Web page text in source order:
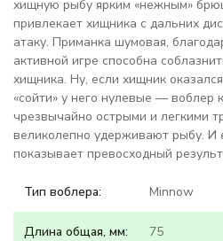
хищную рыбу ярким «нежным»
привлекает хищника с дальних
атаку. Приманка шумовая,
активной игре способна
хищника. Ну, если хищник
«сойти» у него нулевые — воблер
чрезвычайно острыми и легкими
великолепно удерживают рыбу.
показывает превосходный
Тип воблера: Minnow
Длина общая, мм: 75